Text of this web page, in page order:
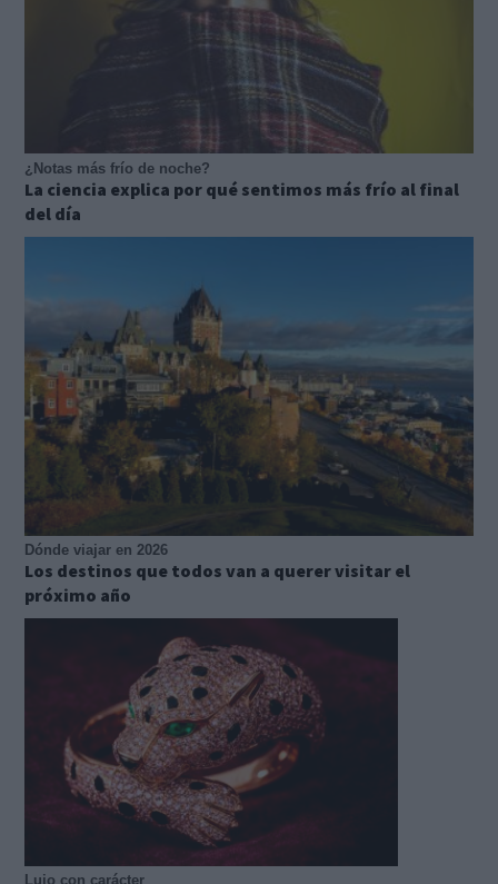
¿Notas más frío de noche?
La ciencia explica por qué sentimos más frío al final
del día
Dónde viajar en 2026
Los destinos que todos van a querer visitar el
próximo año
Lujo con carácter